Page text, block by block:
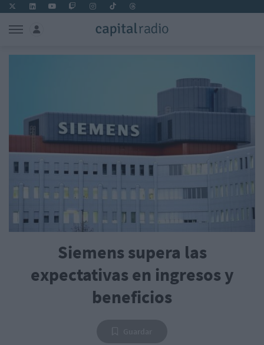
Siemens supera las
expectativas en ingresos y
beneficios